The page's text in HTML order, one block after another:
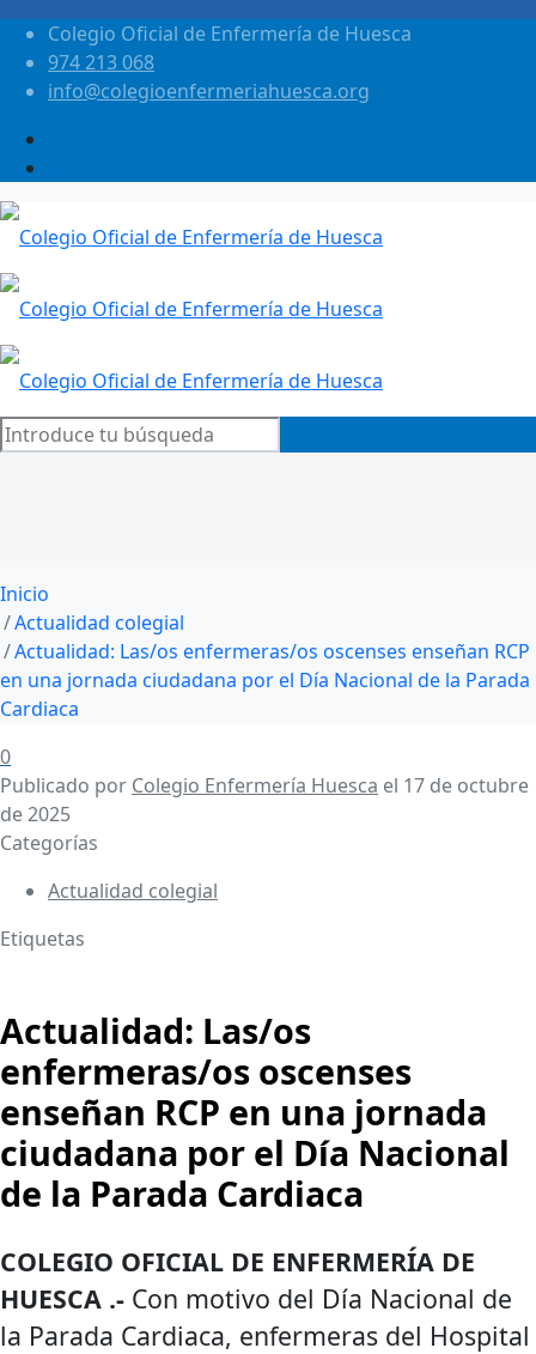
Colegio Oficial de Enfermería de Huesca
974 213 068
info@colegioenfermeriahuesca.org
Inicio
Actualidad colegial
Actualidad: Las/os enfermeras/os oscenses enseñan RCP
en una jornada ciudadana por el Día Nacional de la Parada
Cardiaca
0
Publicado por Colegio Enfermería Huesca el 17 de octubre
de 2025
Categorías
Actualidad colegial
Etiquetas
Actualidad: Las/os
enfermeras/os oscenses
enseñan RCP en una jornada
ciudadana por el Día Nacional
de la Parada Cardiaca
COLEGIO OFICIAL DE ENFERMERÍA DE
HUESCA .- Con motivo del Día Nacional de
la Parada Cardiaca, enfermeras del Hospital